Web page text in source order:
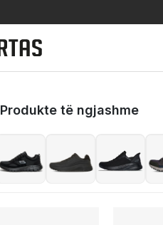
Produkte të ngjashme